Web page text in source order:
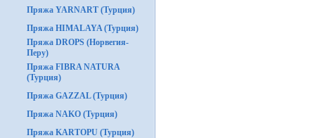
Пряжа YARNART (Турция)
Пряжа HIMALAYA (Турция)
Пряжа DROPS (Норвегия-
Перу)
Пряжа FIBRA NATURA
(Турция)
Пряжа GAZZAL (Турция)
Пряжа NAKO (Турция)
Пряжа KARTOPU (Турция)